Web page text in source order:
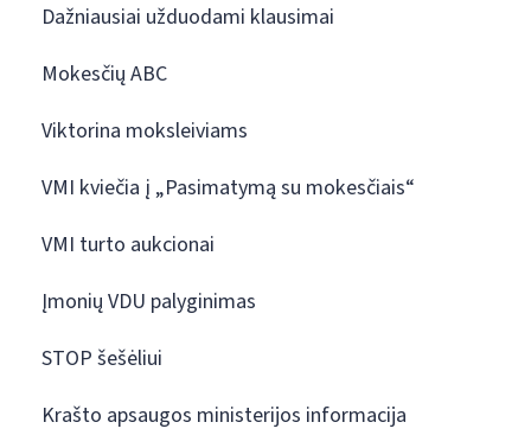
Dažniausiai užduodami klausimai
Mokesčių ABC
Viktorina moksleiviams
VMI kviečia į „Pasimatymą su mokesčiais“
VMI turto aukcionai
Įmonių VDU palyginimas
STOP šešėliui
Krašto apsaugos ministerijos informacija